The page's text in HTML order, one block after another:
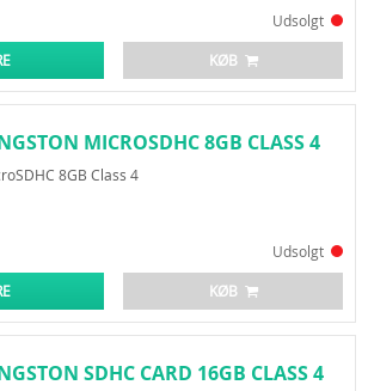
Udsolgt
KØB
MICROSDHC 8GB CLASS 4
8GB Class 4
Udsolgt
KØB
SDHC CARD 16GB CLASS 4